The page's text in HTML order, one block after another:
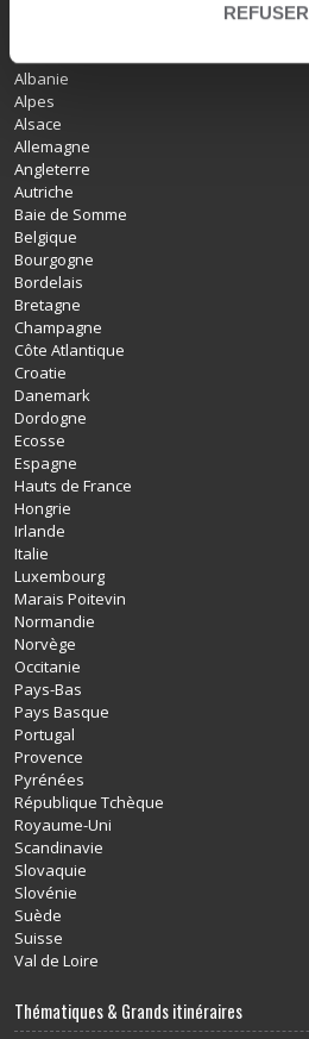
REFUSER
Albanie
Alpes
Alsace
Allemagne
Angleterre
Autriche
Baie de Somme
Belgique
Bourgogne
Bordelais
Bretagne
Champagne
Côte Atlantique
Croatie
Danemark
Dordogne
Ecosse
Espagne
Hauts de France
Hongrie
Irlande
Italie
Luxembourg
Marais Poitevin
Normandie
Norvège
Occitanie
Pays-Bas
Pays Basque
Portugal
Provence
Pyrénées
République Tchèque
Royaume-Uni
Scandinavie
Slovaquie
Slovénie
Suède
Suisse
Val de Loire
Thématiques & Grands itinéraires